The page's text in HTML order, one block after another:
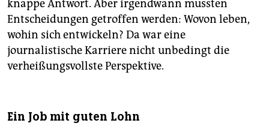
knappe Antwort. Aber irgendwann mussten
Entscheidungen getroffen werden: Wovon leben,
wohin sich entwickeln? Da war eine
journalistische Karriere nicht unbedingt die
verheißungsvollste Perspektive.
Ein Job mit guten Lohn